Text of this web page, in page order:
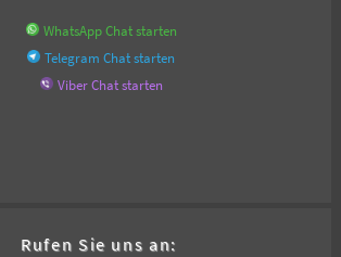
WhatsApp Chat starten
Telegram Chat starten
Viber Chat starten
Rufen Sie uns an: